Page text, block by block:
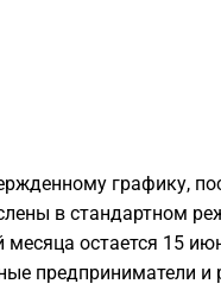
графику,
в стандартном
месяца остается 15
предприниматели и